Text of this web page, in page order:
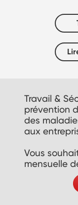
Travail &
prévention
des
aux
Vous
mensuelle